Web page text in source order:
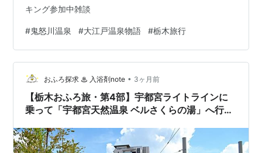
キング参加中雑談
#鬼怒川温泉 #大江戸温泉物語 #栃木旅行
おふろ探求 ♨ 入浴剤note • 3ヶ月前
【栃木おふろ旅・第4部】宇都宮ライトラインに
乗って「宇都宮天然温泉 ベルさくらの湯」へ行っ